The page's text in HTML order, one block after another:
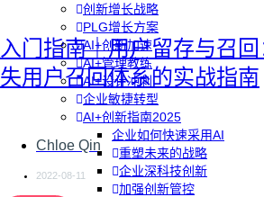
创新增长战略
PLG增长方案
AI+创新加速
AI+管理教练
AI+设计冲刺
企业敏捷转型
AI+创新指南2025
企业如何快速采用AI
重塑未来的战略
企业深科技创新
加强创新管控
入门指南｜用户留存与召
失用户召回体系的实战指南
Chloe Qin
2022-08-11